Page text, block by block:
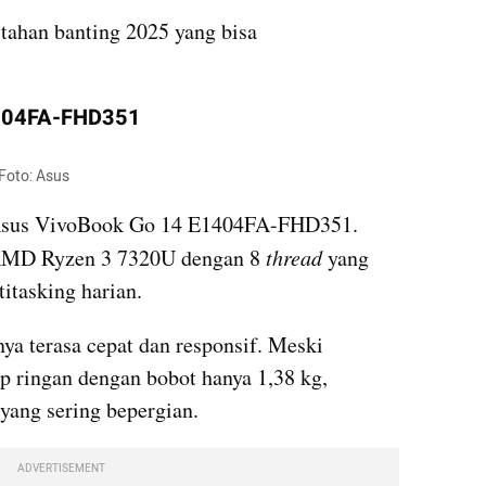
banting 2025 yang bisa
FHD351
Asus
VivoBook Go 14 E1404FA-FHD351.
Ryzen 3 7320U dengan 8 thread yang
harian.
terasa cepat dan responsif. Meski
ringan dengan bobot hanya 1,38 kg,
sering bepergian.
ADVERTISEMENT